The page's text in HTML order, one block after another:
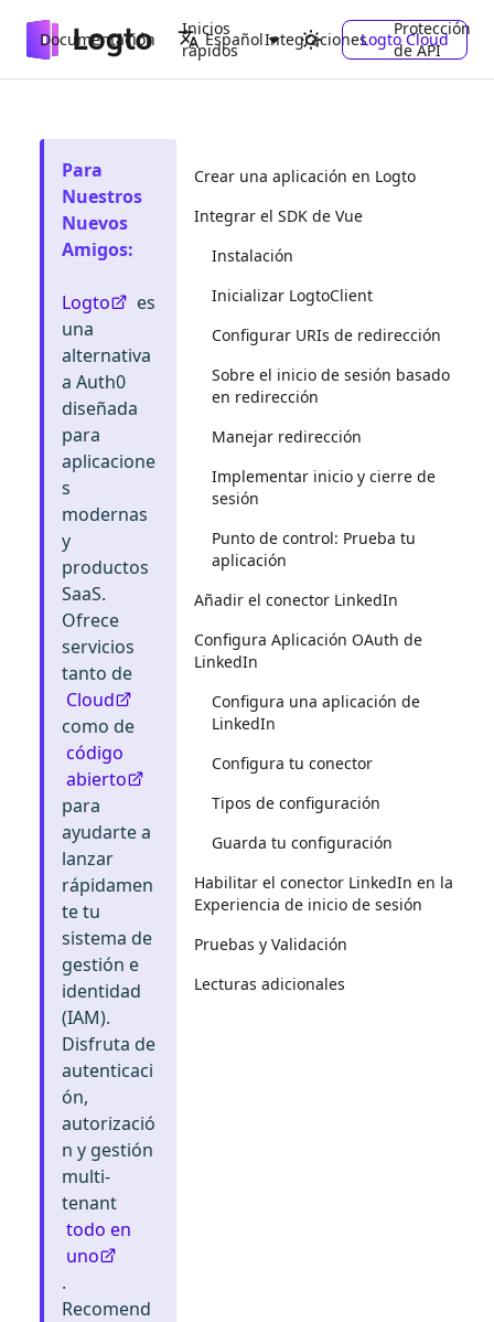
Documentación
Inicios
rápidos
Integraciones
Protección
de API
Español Logto Cloud
Para
Nuestros
Nuevos
Amigos:
Logto
es
una
alternativa
a Auth0
diseñada
para
aplicacione
s
modernas
y
productos
SaaS.
Ofrece
servicios
tanto de
Cloud
como de
código
abierto
para
ayudarte a
lanzar
rápidamen
te tu
sistema de
gestión e
identidad
(IAM).
Disfruta de
autenticaci
ón,
autorizació
n y gestión
multi-
tenant
todo en
uno
.
Recomend
Crear una aplicación en Logto
Integrar el SDK de Vue
Instalación
Inicializar LogtoClient
Configurar URIs de redirección
Sobre el inicio de sesión basado
en redirección
Manejar redirección
Implementar inicio y cierre de
sesión
Punto de control: Prueba tu
aplicación
Añadir el conector LinkedIn
Configura Aplicación OAuth de
LinkedIn
Configura una aplicación de
LinkedIn
Configura tu conector
Tipos de configuración
Guarda tu configuración
Habilitar el conector LinkedIn en la
Experiencia de inicio de sesión
Pruebas y Validación
Lecturas adicionales